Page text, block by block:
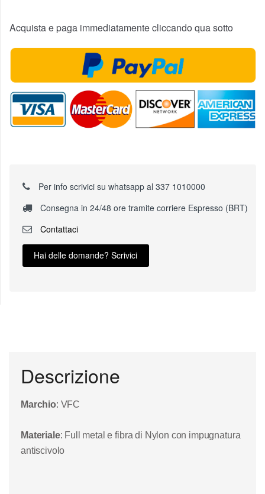
Acquista e paga immediatamente cliccando qua sotto
Per info scrivici su whatsapp al 337 1010000
Consegna in 24/48 ore tramite corriere Espresso (BRT)
Contattaci
Hai delle domande? Scrivici
Descrizione
Marchio: VFC
Materiale: Full metal e fibra di Nylon con impugnatura
antiscivolo